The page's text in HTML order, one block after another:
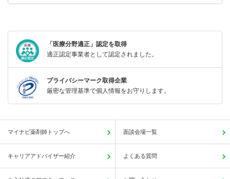
「医療分野適正」認定を取得
適正認定事業者として認定されました。
プライバシーマーク取得企業
厳密な管理基準で個人情報をお守りします。
マイナビ薬剤師トップへ 面談会場一覧
キャリアアドバイザー紹介 よくある質問